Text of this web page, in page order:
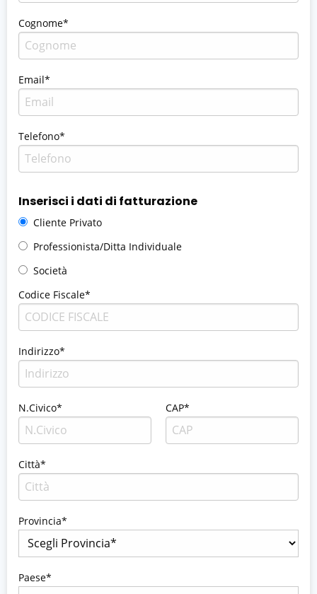
Cognome*
Email*
Telefono*
Inserisci i dati di fatturazione
Cliente Privato
Professionista/Ditta Individuale
Società
Codice Fiscale*
Indirizzo*
N.Civico* CAP*
Città*
Provincia*
Paese*